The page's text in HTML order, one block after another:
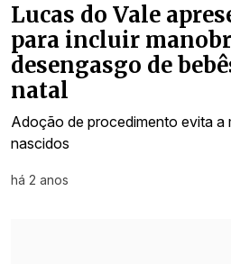
Lucas do Vale
para incluir
desengasgo de
natal
Adoção de procedimento evita a
nascidos
há 2 anos